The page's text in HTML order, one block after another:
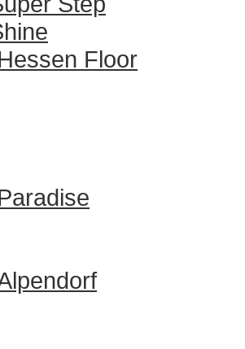
Floor